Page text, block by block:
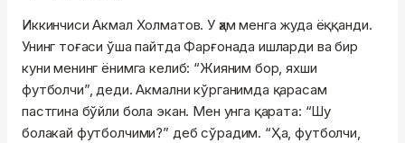
Иккинчиси Акмал Холматов. У ҳам менга жуда ёққанди.
Унинг тоғаси ўша пайтда Фарғонада ишларди ва бир
куни менинг ёнимга келиб: “Жияним бор, яхши
футболчи”, деди. Акмални кўрганимда қарасам
пастгина бўйли бола экан. Мен унга қарата: “Шу
болакай футболчими?” деб сўрадим. “Ҳа, футболчи,